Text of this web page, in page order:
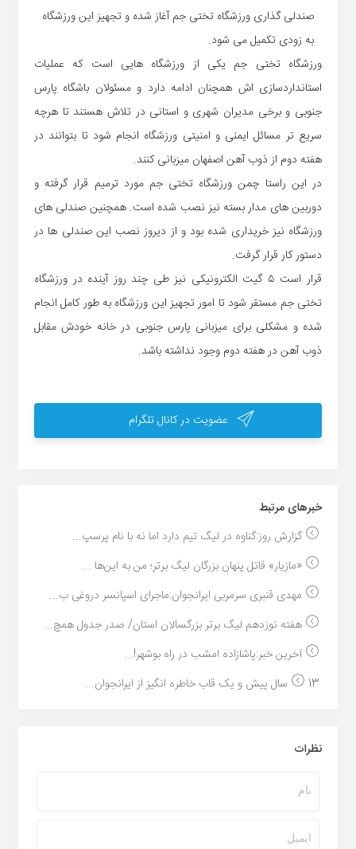
صندلی گذاری ورزشگاه تختی جم آغاز شده و تجهیز این ورزشگاه
به زودی تکمیل می شود.
ورزشگاه تختی جم یکی از ورزشگاه هایی است که عملیات
استانداردسازی اش همچنان ادامه دارد و مسئولان باشگاه پارس
جنوبی و برخی مدیران شهری و استانی در تلاش هستند تا هرچه
سریع تر مسائل ایمنی و امنیتی ورزشگاه انجام شود تا بتوانند در
هفته دوم از ذوب آهن اصفهان میزبانی کنند.
در این راستا چمن ورزشگاه تختی جم مورد ترمیم قرار گرفته و
دوربین های مدار بسته نیز نصب شده است. همچنین صندلی های
ورزشگاه نیز خریداری شده بود و از دیروز نصب این صندلی ها در
دستور کار قرار گرفت.
قرار است ۵ گیت الکترونیکی نیز طی چند روز آینده در ورزشگاه
تختی جم مستقر شود تا امور تجهیز این ورزشگاه به طور کامل انجام
شده و مشکلی برای میزبانی پارس جنوبی در خانه خودش مقابل
ذوب آهن در هفته دوم وجود نداشته باشد.
عضویت در کانال تلگرام
خبر‌های مرتبط
گزارش روز:گناوه در لیگ تیم دارد اما نه با نام پرسپ...
«مازیار» قاتل پنهان بزرگان لیگ برتر؛ من به این‌ها ...
مهدی قنبری سرمربی ایرانجوان:ماجرای اسپانسر دروغی ب...
هفته نوزدهم لیگ برتر بزرگسالان استان/ صدر جدول همچ...
آخرین خبر:پاشازاده امشب در راه بوشهر!...
13 سال پیش و یک قاب خاطره انگیز از ایرانجوان...
نظرات